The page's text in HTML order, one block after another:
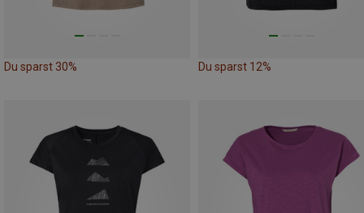
Du sparst 30% Du sparst 12%